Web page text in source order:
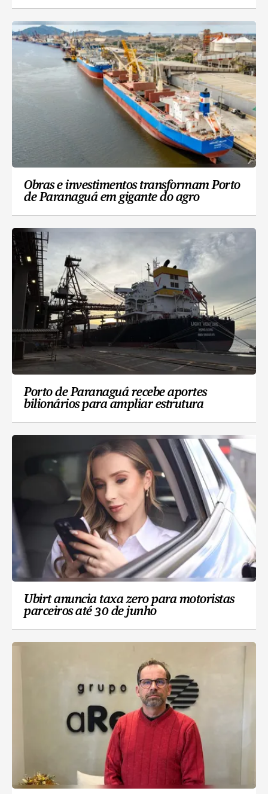
Obras e investimentos transformam Porto
de Paranaguá em gigante do agro
Porto de Paranaguá recebe aportes
bilionários para ampliar estrutura
Ubirt anuncia taxa zero para motoristas
parceiros até 30 de junho